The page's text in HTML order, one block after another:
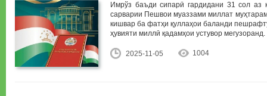
Имрўз баъди сипарӣ гардидани 31 сол аз
сарварии Пешвои муаззами миллат
кишвар ба фатҳи қуллаҳои баланди
ҳувияти миллӣ қадамҳои устувор мегузоранд.
2025-11-05 1004